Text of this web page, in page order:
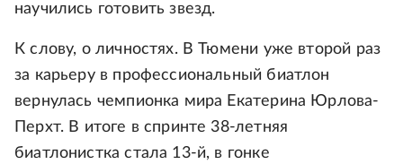
научились готовить звезд.
К слову, о личностях. В Тюмени уже второй раз
за карьеру в профессиональный биатлон
вернулась чемпионка мира Екатерина Юрлова-
Перхт. В итоге в спринте 38-летняя
биатлонистка стала 13-й, в гонке